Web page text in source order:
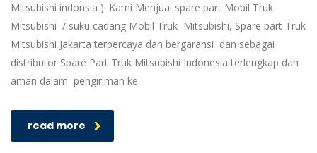
Mitsubishi indonsia ). Kami Menjual spare part Mobil Truk
Mitsubishi / suku cadang Mobil Truk Mitsubishi, Spare part Truk
Mitsubishi Jakarta terpercaya dan bergaransi dan sebagai
distributor Spare Part Truk Mitsubishi Indonesia terlengkap dan
aman dalam pengiriman ke
read more